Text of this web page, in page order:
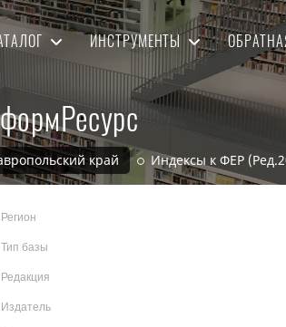
ИНСТРУМЕНТЫ
край Индексы к ФЕР
Регион
Тип базы
Редакция
Издатель